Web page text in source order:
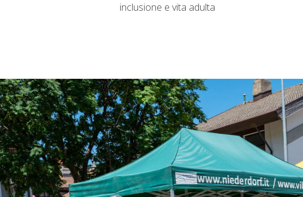
inclusione e vita adulta